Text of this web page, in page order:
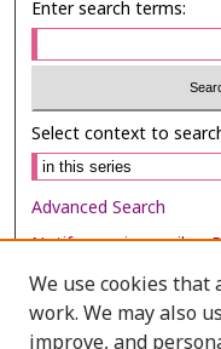
Enter search terms:
Select context to
Advanced Search
Notify me via email or
Browse
Collections
We use cookies that
work. We may also
improve, and